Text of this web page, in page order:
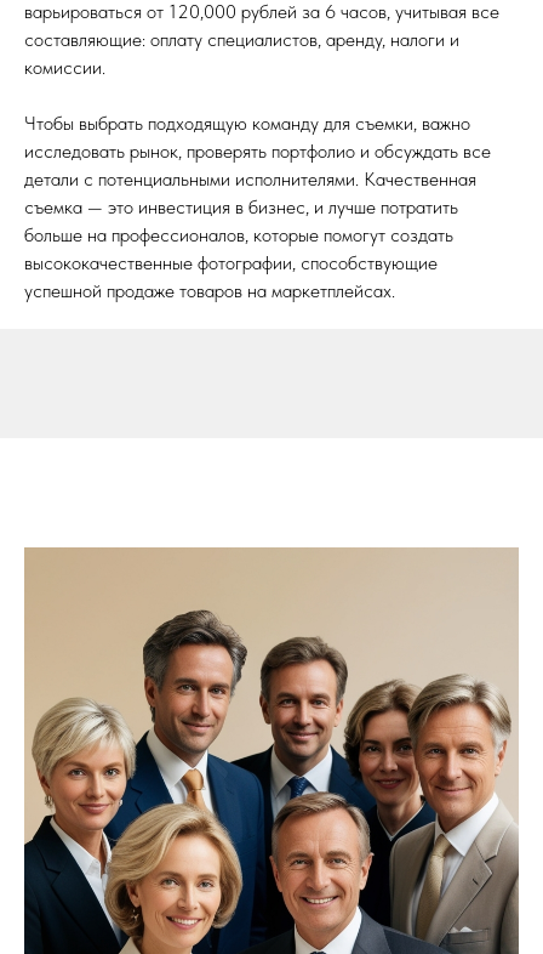
варьироваться от 120,000 рублей за 6 часов, учитывая все
составляющие: оплату специалистов, аренду, налоги и
комиссии.
Чтобы выбрать подходящую команду для съемки, важно
исследовать рынок, проверять портфолио и обсуждать все
детали с потенциальными исполнителями. Качественная
съемка — это инвестиция в бизнес, и лучше потратить
больше на профессионалов, которые помогут создать
высококачественные фотографии, способствующие
успешной продаже товаров на маркетплейсах.